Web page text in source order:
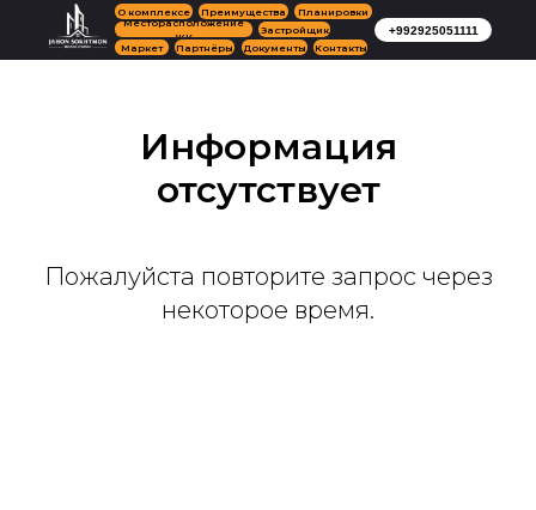
О комплексе Преимущества
Планировки
Месторасположение
ЖК
Застройщик
Маркет
Контакты
+992925051111
Партнёры Документы
Информация
отсутствует
Пожалуйста повторите запрос через
некоторое время.